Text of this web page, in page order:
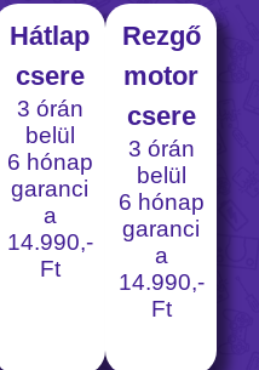
Hátlap
csere
3 órán
belül
6 hónap
garanci
a
14.990,-
Ft
Rezgő
motor
csere
3 órán
belül
6 hónap
garanci
a
14.990,-
Ft